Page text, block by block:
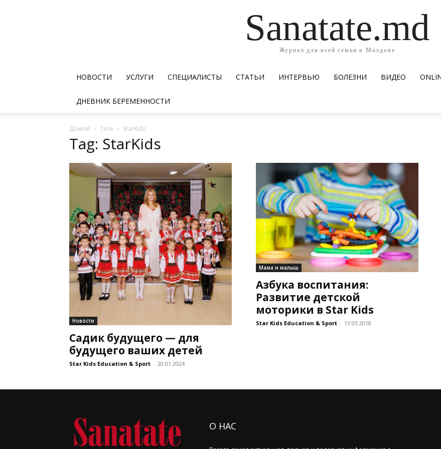
Sanatate.md
Журнал для всей семьи в Молдове
НОВОСТИ УСЛУГИ СПЕЦИАЛИСТЫ СТАТЬИ ИНТЕРВЬЮ БОЛЕЗНИ ВИДЕО
ДНЕВНИК БЕРЕМЕННОСТИ
Домой Теги StarKids
Tag: StarKids
Новости
Садик будущего — для
будущего ваших детей
Star Kids Education & Sport - 20.01.2024
Мама и малыш
Азбука воспитания:
Развитие детской
моторики в Star Kids
Star Kids Education & Sport - 13.03.2018
О НАС